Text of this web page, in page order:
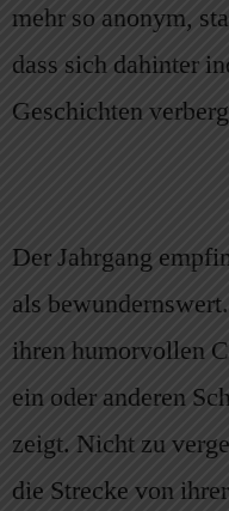
mehr so anonym,
dass sich dahinter
Geschichten
Der Jahrgang
als
ihren humorvollen
ein oder anderen
zeigt. Nicht zu
die Strecke von